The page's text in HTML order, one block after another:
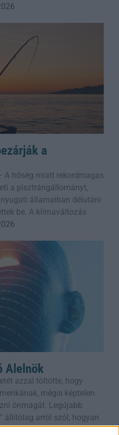
a
A hőség miatt rekordmagas
a pisztrángállományt,
államaiban délutáni
be. A klímaváltozás
Alelnök
azzal töltötte, hogy
mégis képtelen
önmagát. Legújabb
állítólag arról szól, hogyan